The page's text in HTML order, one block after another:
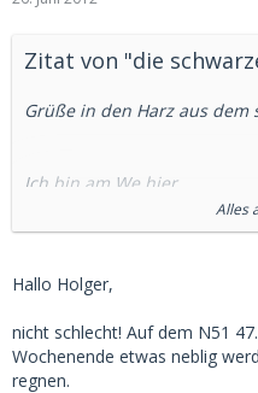
Zitat von "die
Grüße in den Harz aus dem
Ich bin am We hier
N51 43.758 E10 59.528
und / oder hier
N51 47.942 E10 36.944
GPS ist selbstverständlich
Alles
Hallo Holger,
nicht schlecht! Auf dem N51
Wochenende etwas neblig
regnen.